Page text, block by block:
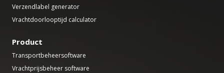
Verzendlabel generator
Vrachtdoorlooptijd calculator
Product
Transportbeheersoftware
Vrachtprijsbeheer software